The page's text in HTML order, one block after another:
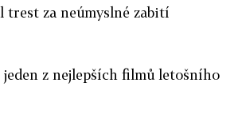
trest za neúmyslné zabití
z nejlepších filmů letošního